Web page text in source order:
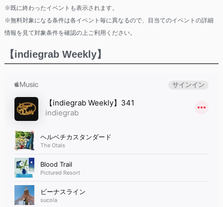
※既に終わったイベントも表示されます。
※無料対象になる条件は各イベント毎に異なるので、目当てのイベントの詳細
情報を見て対象条件を確認の上ご利用ください。
【indiegrab Weekly】